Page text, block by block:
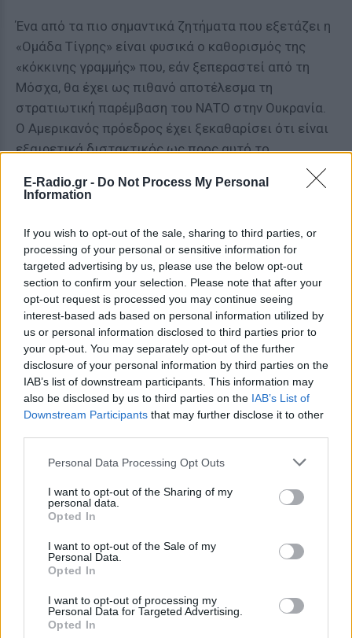
E-Radio.gr - Do Not Process My Personal
Information
If you wish to opt-out of the sale, sharing to third parties, or
processing of your personal or sensitive information for
targeted advertising by us, please use the below opt-out
section to confirm your selection. Please note that after your
opt-out request is processed you may continue seeing
interest-based ads based on personal information utilized by
us or personal information disclosed to third parties prior to
your opt-out. You may separately opt-out of the further
disclosure of your personal information by third parties on the
IAB’s list of downstream participants. This information may
also be disclosed by us to third parties on the IAB’s List of
Downstream Participants that may further disclose it to other
Personal Data Processing Opt Outs
I want to opt-out of the Sharing of my
personal data.
Opted In
I want to opt-out of the Sale of my
Personal Data.
Opted In
I want to opt-out of processing my
Personal Data for Targeted Advertising.
Opted In
Ένα από τα πιο σημαντικά ζητήματα που εξετάζει η
«Ομάδα Τίγρης» είναι φυσικά ο καθορισμός της
«κόκκινης γραμμής» που, εάν ξεπεραστεί από τη
Μόσχα, θα έχει ως πιθανό αποτέλεσμα τη
στρατιωτική παρέμβαση του ΝΑΤΟ στην Ουκρανία.
Ο Αμερικανός πρόεδρος έχει ξεκαθαρίσει ότι είναι
εξαιρετικά διστακτικός ως προς αυτό το
ενδεχόμενο, φοβούμενος ότι η άμεση σύγκρουση με
τη Ρωσία θα μπορούσε να βγει εκτός ελέγχου. «Θα
Μια δεύτερη ομάδα αξιωματούχων που
δημιουργήθηκε επίσης στις 28 Φεβρουαρίου από
τον κ. Σάλιβαν αναζητά ευκαιρίες για τις ΗΠΑ να
βελτιώσουν σε βάθος χρόνου τη γεωπολιτική τους
θέση, ως αποτέλεσμα της ρωσικής εισβολής. Εντός
του Λευκού Οίκου πολλοί πιστεύουν ότι ο Ρώσος
ηγέτης έκανε ένα τεράστιο στρατηγικό λάθος, το
οποίο πρόκειται να τσακίσει τη ρωσική οικονομία,
να βλάψει το στάτους της και να κρατήσει πιθανούς
Άλλοι αξιωματούχοι πάντως προειδοποιούν ότι
είναι εξαιρετικά πρόωρο να βγάζουμε
συμπεράσματα...
ΔΙΑΦΗΜΙΣΗ